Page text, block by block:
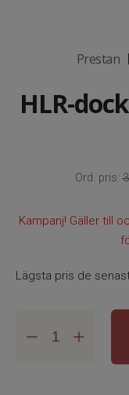
Prestan |
HLR-
Ord. pris:
Kampanj! Gäller till
Lägsta pris de